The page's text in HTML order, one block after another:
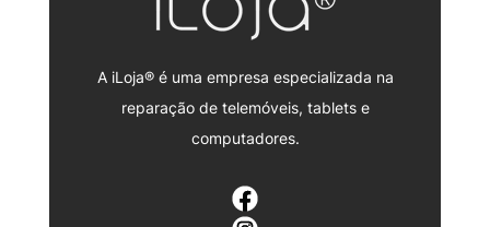
A iLoja® é uma empresa especializada na
reparação de telemóveis, tablets e
computadores.